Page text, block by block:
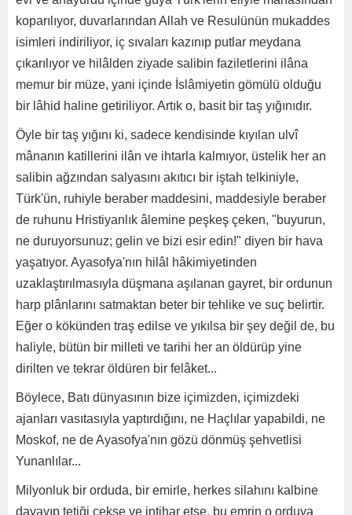
koparılıyor, duvarlarından Allah ve Resulünün mukaddes
isimleri indiriliyor, iç sıvaları kazınıp putlar meydana
çıkarılıyor ve hilâlden ziyade salibin faziletlerini ilâna
memur bir müze, yani içinde İslâmiyetin gömülü olduğu
bir lâhid haline getiriliyor. Artık o, basit bir taş yığınıdır.
Öyle bir taş yığını ki, sadece kendisinde kıyılan ulvî
mânanın katillerini ilân ve ihtarla kalmıyor, üstelik her an
salibin ağzından salyasını akıtıcı bir iştah telkiniyle,
Türk'ün, ruhiyle beraber maddesini, maddesiyle beraber
de ruhunu Hristiyanlık âlemine peşkeş çeken, "buyurun,
ne duruyorsunuz; gelin ve bizi esir edin!" diyen bir hava
yaşatıyor. Ayasofya'nın hilâl hâkimiyetinden
uzaklaştırılmasıyla düşmana aşılanan gayret, bir ordunun
harp plânlarını satmaktan beter bir tehlike ve suç belirtir.
Eğer o kökünden traş edilse ve yıkılsa bir şey değil de, bu
haliyle, bütün bir milleti ve tarihi her an öldürüp yine
dirilten ve tekrar öldüren bir felâket...
Böylece, Batı dünyasının bize içimizden, içimizdeki
ajanları vasıtasıyla yaptırdığını, ne Haçlılar yapabildi, ne
Moskof, ne de Ayasofya'nın gözü dönmüş şehvetlisi
Yunanlılar...
Milyonluk bir orduda, bir emirle, herkes silahını kalbine
dayayıp tetiği çekse ve intihar etse, bu emrin o orduya